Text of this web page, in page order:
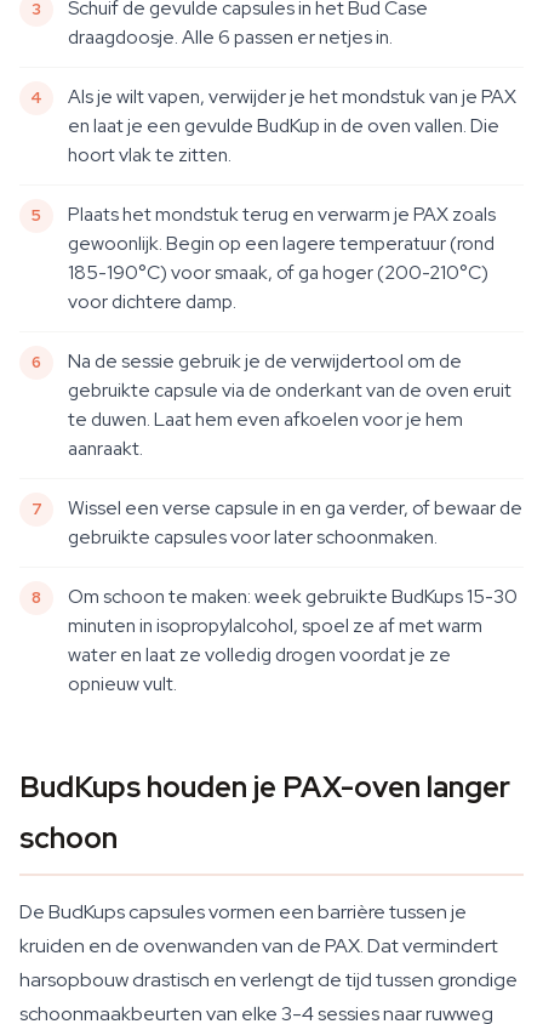
Schuif de gevulde capsules in het Bud Case
draagdoosje. Alle 6 passen er netjes in.
Als je wilt vapen, verwijder je het mondstuk van je PAX
en laat je een gevulde BudKup in de oven vallen. Die
hoort vlak te zitten.
Plaats het mondstuk terug en verwarm je PAX zoals
gewoonlijk. Begin op een lagere temperatuur (rond
185-190°C) voor smaak, of ga hoger (200-210°C)
voor dichtere damp.
Na de sessie gebruik je de verwijdertool om de
gebruikte capsule via de onderkant van de oven eruit
te duwen. Laat hem even afkoelen voor je hem
aanraakt.
Wissel een verse capsule in en ga verder, of bewaar de
gebruikte capsules voor later schoonmaken.
Om schoon te maken: week gebruikte BudKups 15-30
minuten in isopropylalcohol, spoel ze af met warm
water en laat ze volledig drogen voordat je ze
opnieuw vult.
BudKups houden je PAX-oven langer
schoon
De BudKups capsules vormen een barrière tussen je
kruiden en de ovenwanden van de PAX. Dat vermindert
harsopbouw drastisch en verlengt de tijd tussen grondige
schoonmaakbeurten van elke 3-4 sessies naar ruwweg